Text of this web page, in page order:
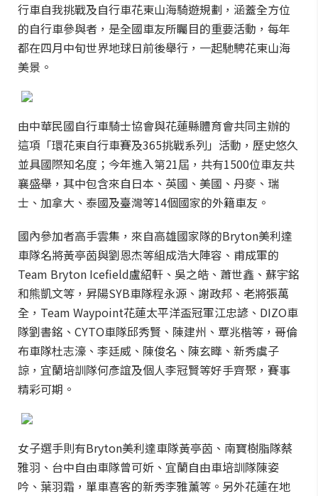
行車自我挑戰及自行車花東山海騎遊規劃，涵蓋全方位
的自行車參與者，是全國車友所矚目的重要活動，每年
都在四月中旬世界地球日前後舉行，一起馳騁花東山海
美景。
由中華民國自行車騎士協會與花蓮縣體育會共同主辦的
這項「環花東自行車賽及365挑戰系列」活動，歷史悠久
並具國際知名度；今年進入第21屆，共有1500位車友共
襄盛舉，其中包含來自日本、英國、美國、丹麥、瑞
士、加拿大、泰國及臺灣等14個國家的外籍車友。
國內參加者高手雲集，來自高雄國家隊的Bryton美利達
車隊名將黃亭茵與劉恩杰等組成浩大陣容、甫成軍的
Team Bryton Icefield盧紹軒、吳之皓、蕭世鑫、蘇宇銘
和熊凱文等，昇陽SYB車隊程永源、謝政邦、老將張萬
全，Team Waypoint花蓮太平洋盃冠軍江忠諺、DIZO車
隊劉書銘、CYTO車隊邱秀賢、陳建州、覃兆楷等，哥倫
布車隊杜志濠、李廷威、陳俊名、陳玄瞱、新秀虞子
諒，宜蘭培訓隊何彥誼及個人李冠賢等好手齊聚，賽事
精彩可期。
女子選手則有Bryton美利達車隊黃亭茵、南寶樹脂隊蔡
雅羽、台中自由車隊曾可妡、宜蘭自由車培訓隊陳姿
吟、葉羽霜，單車喜客的新秀李雅薰等。另外花蓮在地